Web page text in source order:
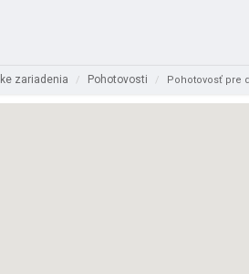
zariadenia / Pohotovosti / Pohotovosť pre